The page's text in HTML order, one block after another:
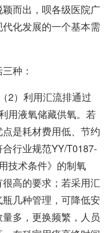
而出，呗各级医院广
化发展的一个基本需
种：
2）利用汇流排通过
用液氧储藏供氧。若
是耗材费用低、节约
行业规范YY/T0187-
技术条件》的制氧
高的要求；若采用汇
几种管理，可降低安
多，更换频繁，人员